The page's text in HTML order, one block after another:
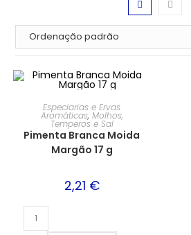
Especiarias e Ervas
Aromáticas, Molhos,
Temperos e Sal
Pimenta Branca Moida
Margão 17 g
2,21 €